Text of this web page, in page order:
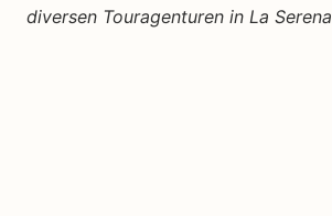
diversen Touragenturen in La Serena